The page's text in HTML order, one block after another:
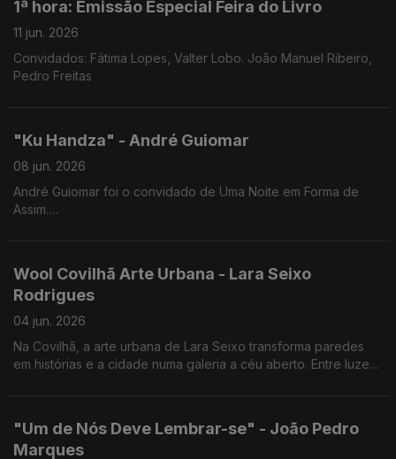
1ª hora: Emissão Especial Feira do Livro
11 jun. 2026
Convidados: Fátima Lopes, Valter Lobo. João Manuel Ribeiro,
Pedro Freitas
"Ku Handza" - André Guiomar
08 jun. 2026
André Guiomar foi o convidado de Uma Noite em Forma de
Assim.
Wool Covilhã Arte Urbana - Lara Seixo
Rodrigues
04 jun. 2026
Na Covilhã, a arte urbana de Lara Seixo transforma paredes
em histórias e a cidade numa galeria a céu aberto. Entre luzes,
"Um de Nós Deve Lembrar-se" - João Pedro
Marques